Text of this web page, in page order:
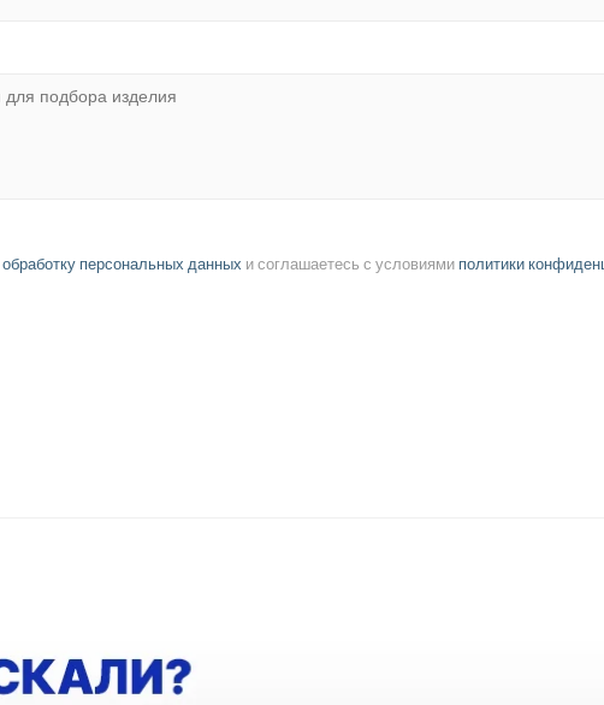
обработку персональных данных и соглашаетесь с условиями политики